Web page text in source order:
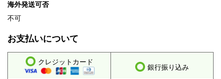
海外発送可否
不可
お支払いについて
クレジットカード
銀行振り込み